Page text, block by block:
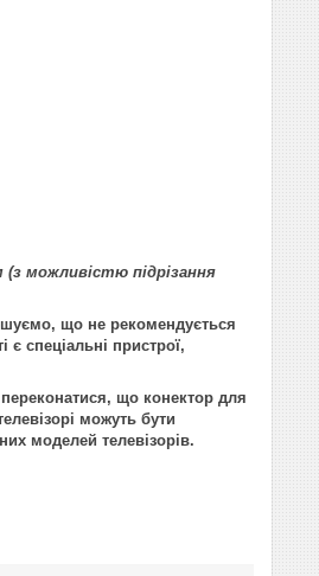
можливістю підрізання
що не рекомендується
спеціальні пристрої,
що конектор для
можуть бути
моделей телевізорів.